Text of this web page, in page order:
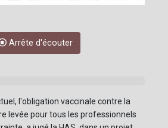
Arrête d'écouter
l'obligation vaccinale contre la
levée pour tous les professionnels